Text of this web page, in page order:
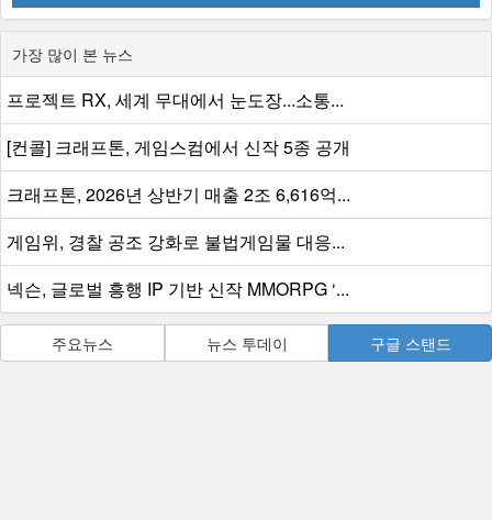
가장 많이 본 뉴스
프로젝트 RX, 세계 무대에서 눈도장...소통...
[컨콜] 크래프톤, 게임스컴에서 신작 5종 공개
크래프톤, 2026년 상반기 매출 2조 6,616억...
게임위, 경찰 공조 강화로 불법게임물 대응...
넥슨, 글로벌 흥행 IP 기반 신작 MMORPG ‘...
주요뉴스 뉴스 투데이 구글 스탠드